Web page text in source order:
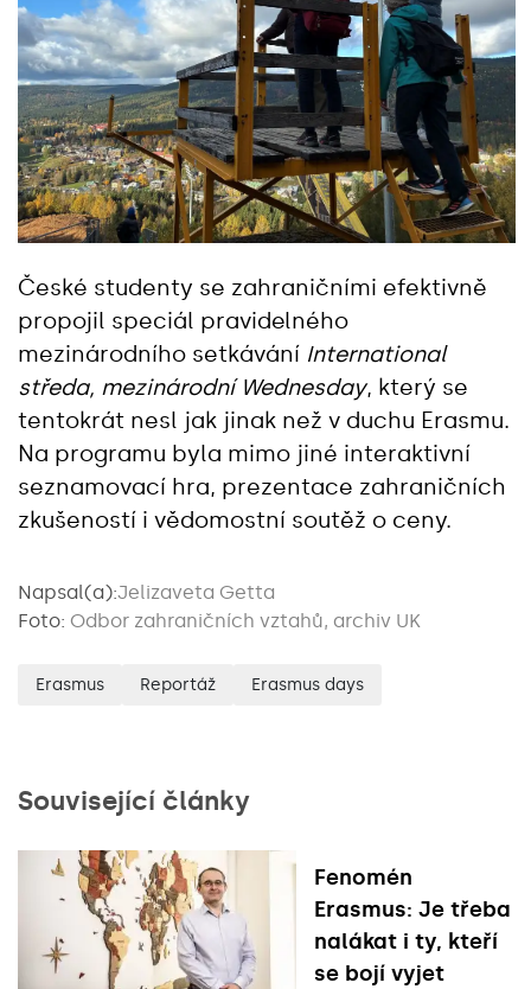
České studenty se zahraničními efektivně
propojil speciál pravidelného
mezinárodního setkávání International
středa, mezinárodní Wednesday, který se
tentokrát nesl jak jinak než v duchu Erasmu.
Na programu byla mimo jiné interaktivní
seznamovací hra, prezentace zahraničních
zkušeností i vědomostní soutěž o ceny.
Napsal(a):Jelizaveta Getta
Foto: Odbor zahraničních vztahů, archiv UK
Erasmus Reportáž Erasmus days
Související články
Fenomén
Erasmus: Je třeba
nalákat i ty, kteří
se bojí vyjet